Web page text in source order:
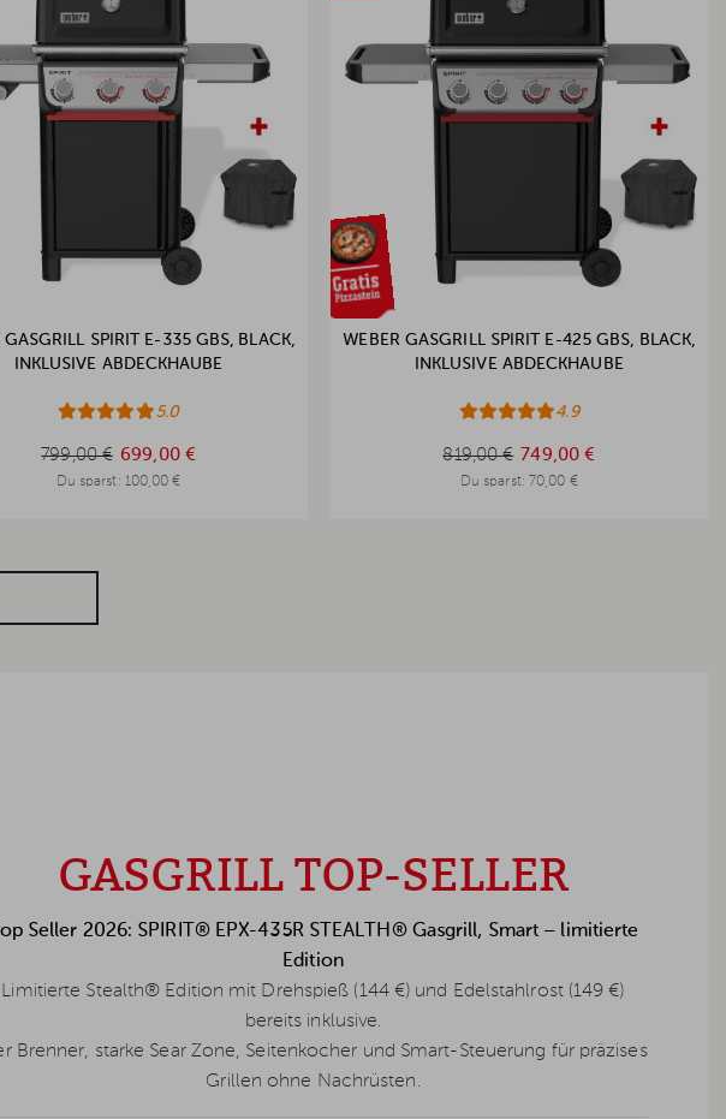
GASGRILL SPIRIT E-335 GBS, BLACK,
INKLUSIVE ABDECKHAUBE
5.0
799,00 € 699,00 €
Du sparst: 100,00 €
799,00 €
WEBER GASGRILL SPIRIT E-425 GBS, BLACK,
INKLUSIVE ABDECKHAUBE
4.9
819,00 € 749,00 €
Du sparst: 70,00 €
819,00 €
GASGRILL TOP-SELLER
Seller 2026: SPIRIT® EPX-435R STEALTH® Gasgrill, Smart – limitierte
Edition
Limitierte Stealth® Edition mit Drehspieß (144 €) und Edelstahlrost (149 €)
bereits inklusive.
Brenner, starke Sear Zone, Seitenkocher und Smart-Steuerung für präzises
Grillen ohne Nachrüsten.